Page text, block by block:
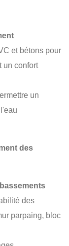
et bétons pour
un confort
un
des
des
parpaing, bloc